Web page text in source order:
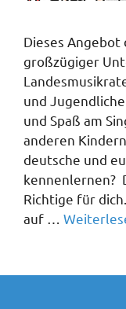
Dieses
großzügiger
und
und Spaß am
anderen
deutsche und
kennenlernen?
Richtige für
auf …